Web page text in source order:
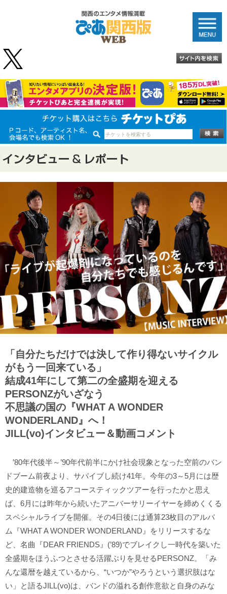
「自分たちだけでは決して作り得ないサイクル
がもう一回来ている」
結成41年にして第二の全盛期を迎える
PERSONZがいざなう
不思議の国の『WHAT A WONDER
WONDERLAND』へ！
JILL(vo)インタビュー＆動画コメント
’80年代後半～’90年代前半にかけ社会現象となった空前のバン
ドブーム前夜より、サバイブし続け41年。今年の3～5月には歴
史的建造物を巡るアコースティックツアーを行ったかと思え
ば、6月には昨年から続いたアニバーサリーイヤーを締めくくる
スペシャルライブを開催。その4日後には通算23枚目のアルバ
ム『WHAT A WONDER WONDERLAND』をリリースするな
ど、名曲『DEAR FRIENDS』(’89)でブレイクし一時代を築いた
全盛期をほうふつとさせる活躍ぶりを見せるPERSONZ。「み
んな還暦を越えているから、“いつか”やろうという選択肢はな
い」と語るJILL(vo)は、バンドの溢れる創作意欲と自身のみな